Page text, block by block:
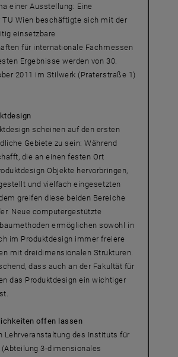
einer Ausstellung: Eine
TU Wien beschäftigte sich mit der
einsetzbare
für internationale Fachmessen
Ergebnisse werden von 30.
2011 im Stilwerk (Praterstraße 1)
scheinen auf den ersten
Gebiete zu sein: Während
die an einen festen Ort
Objekte hervorbringen,
und vielfach eingesetzten
greifen diese beiden Bereiche
Neue computergestützte
ermöglichen sowohl in
im Produktdesign immer freiere
mit dreidimensionalen Strukturen.
dass auch an der Fakultät für
das Produktdesign ein wichtiger
offen lassen
Lehrveranstaltung des Instituts für
3-dimensionales